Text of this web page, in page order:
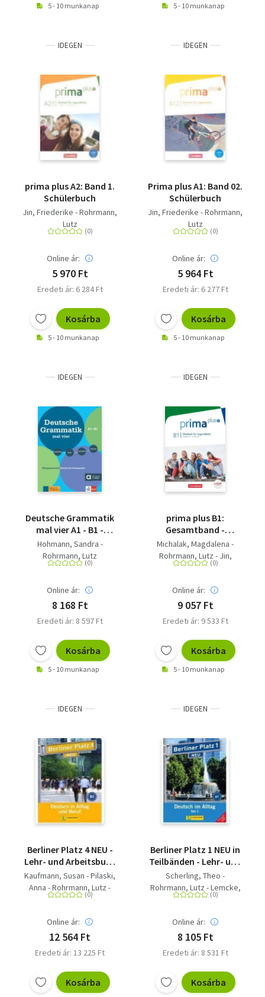
5 - 10 munkanap 5 - 10 munkanap
IDEGEN
prima plus A2: Band 1.
Schülerbuch
Jin, Friederike - Rohrmann,
Lutz
Online ár:
5 970 Ft
Eredeti ár: 6 284 Ft
Kosárba
5 - 10 munkanap
IDEGEN
Prima plus A1: Band 02.
Schülerbuch
Jin, Friederike - Rohrmann,
Lutz
Online ár:
5 964 Ft
Eredeti ár: 6 277 Ft
Kosárba
5 - 10 munkanap
IDEGEN
Deutsche Grammatik
mal vier A1 - B1 -
Übungsgrammatik
Deutsch als
Fremdsprache A1 - B1.
vertiefen - können .
Buch mit digitalen
Extras
Hohmann, Sandra -
Rohrmann, Lutz
Online ár:
8 168 Ft
Eredeti ár: 8 597 Ft
Kosárba
5 - 10 munkanap
IDEGEN
prima plus B1:
Gesamtband -
Schülerbuch
Michalak, Magdalena -
Rohrmann, Lutz - Jin,
Friederike
Online ár:
9 057 Ft
Eredeti ár: 9 533 Ft
Kosárba
5 - 10 munkanap
IDEGEN
Berliner Platz 4 NEU -
Lehr- und Arbeitsbuch
4 mit 2 Audio-CDs -
Deutsch in Alltag und
Beruf
Kaufmann, Susan - Pilaski,
Anna - Rohrmann, Lutz -
Harst, Eva - Rodi, Margret -
Online ár:
12 564 Ft
Eredeti ár: 13 225 Ft
Kosárba
IDEGEN
Berliner Platz 1 NEU in
Teilbänden - Lehr- und
Arbeitsbuch 1, Teil 1
mit Audio-CD und "Im
Alltag EXTRA" -
Scherling, Theo -
Rohrmann, Lutz - Lemcke,
Christiane
Online ár:
8 105 Ft
Eredeti ár: 8 531 Ft
Kosárba